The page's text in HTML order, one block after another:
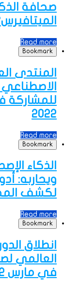
صحافة
Read more
Bookmark
المنتدى
للمشاركة
2022
Read more
Bookmark
الذكاء
ويحاربه:
لكشف
Read more
Bookmark
انطلاق
العالمي
في مارس 2022